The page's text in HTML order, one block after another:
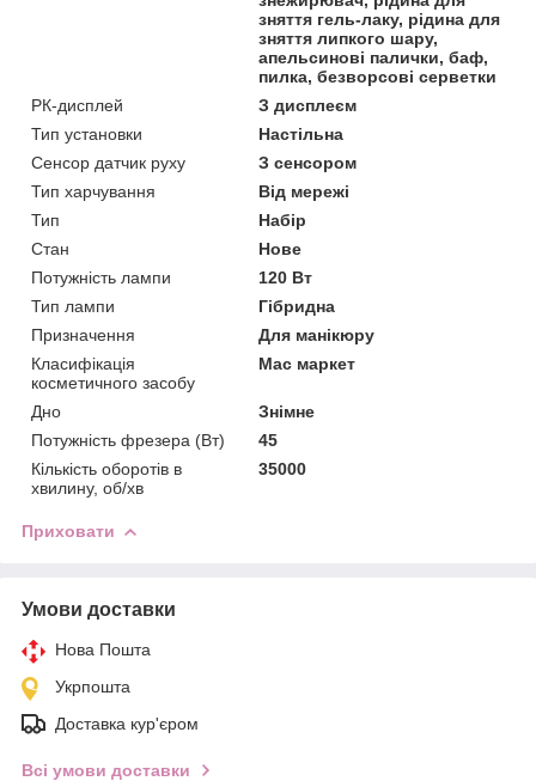
зняття гель-лаку, рідина для
зняття липкого шару,
апельсинові палички, баф,
пилка, безворсові серветки
РК-дисплей
З дисплеєм
Тип установки
Настільна
Сенсор датчик руху
З сенсором
Тип харчування
Від мережі
Тип
Набір
Стан
Нове
Потужність лампи
120 Вт
Тип лампи
Гібридна
Призначення
Для манікюру
Класифікація
косметичного засобу
Мас маркет
Дно
Знімне
Потужність фрезера (Вт)
45
Кількість оборотів в
хвилину, об/хв
35000
Приховати
Умови доставки
Нова Пошта
Укрпошта
Доставка кур'єром
Всі умови доставки